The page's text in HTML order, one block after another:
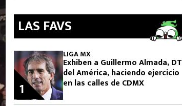
LAS FAVS
LIGA MX
Exhiben a Guillermo Almada, DT
del América, haciendo ejercicio
en las calles de CDMX
1